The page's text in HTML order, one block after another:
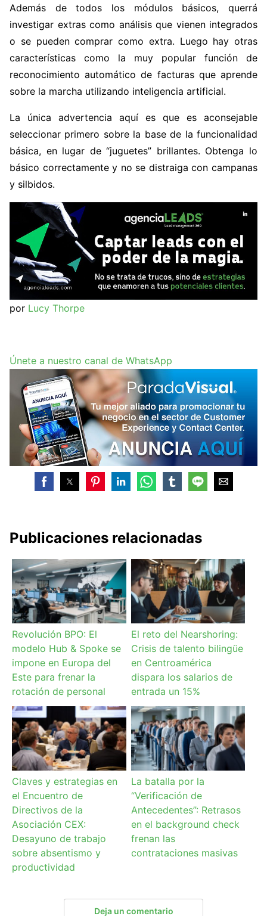
Además de todos los módulos básicos, querrá
investigar extras como análisis que vienen integrados
o se pueden comprar como extra. Luego hay otras
características como la muy popular función de
reconocimiento automático de facturas que aprende
sobre la marcha utilizando inteligencia artificial.
La única advertencia aquí es que es aconsejable
seleccionar primero sobre la base de la funcionalidad
básica, en lugar de “juguetes” brillantes. Obtenga lo
básico correctamente y no se distraiga con campanas
y silbidos.
por Lucy Thorpe
Únete a nuestro canal de WhatsApp
Publicaciones relacionadas
Revolución BPO: El
modelo Hub & Spoke se
impone en Europa del
Este para frenar la
rotación de personal
El reto del Nearshoring:
Crisis de talento bilingüe
en Centroamérica
dispara los salarios de
entrada un 15%
Claves y estrategias en
el Encuentro de
Directivos de la
Asociación CEX:
Desayuno de trabajo
sobre absentismo y
productividad
La batalla por la
“Verificación de
Antecedentes”: Retrasos
en el background check
frenan las
contrataciones masivas
Deja un comentario